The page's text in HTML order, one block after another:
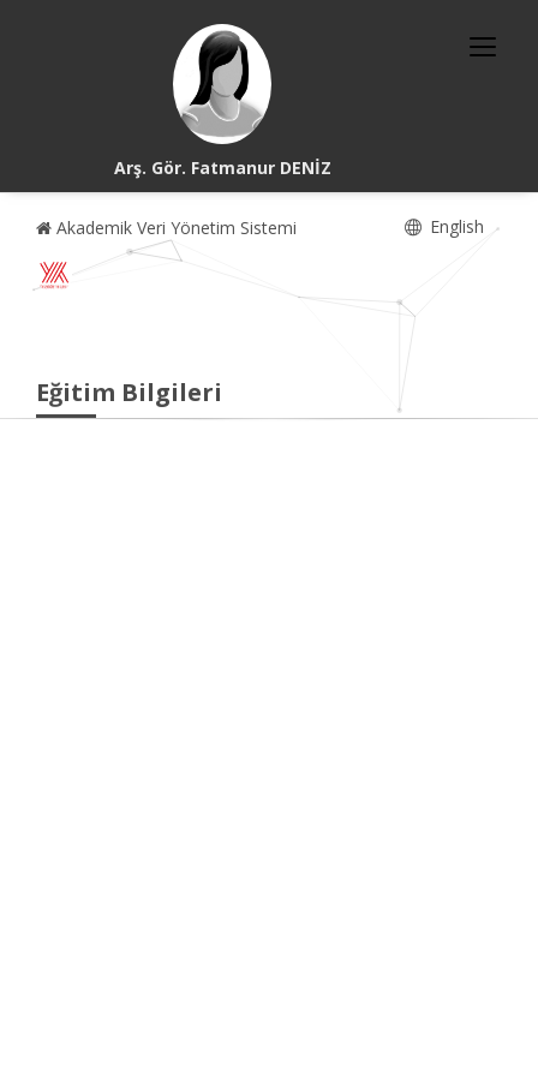
Arş. Gör. Fatmanur DENİZ
Akademik Veri Yönetim Sistemi English
Eğitim Bilgileri